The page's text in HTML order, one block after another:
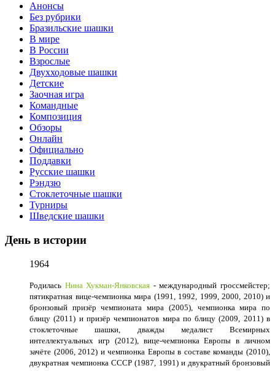
Анонсы
Без рубрики
Бразильские шашки
В мире
В России
Взрослые
Двухходовые шашки
Детские
Заочная игра
Командные
Композиция
Обзоры
Онлайн
Официально
Поддавки
Русские шашки
Рэндзю
Стоклеточные шашки
Турниры
Шведские шашки
День в истории
1964
Родилась Нина Хукман-Янковская - международный гроссмейстер;
пятикратная вице-чемпионка мира (1991, 1992, 1999, 2000, 2010) и
бронзовый призёр чемпионата мира (2005), чемпионка мира по
блицу (2011) и призёр чемпионатов мира по блицу (2009, 2011) в
стоклеточные шашки, дважды медалист Всемирных
интеллектуальных игр (2012), вице-чемпионка Европы в личном
зачёте (2006, 2012) и чемпионка Европы в составе команды (2010),
двукратная чемпионка СССР (1987, 1991) и двукратный бронзовый